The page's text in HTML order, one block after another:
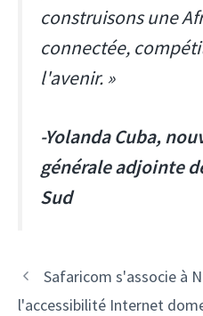
construisons une
connectée,
l'avenir. »
-Yolanda Cuba,
générale adjointe
Sud
Navigation
des
Safaricom s'associe à
l'accessibilité Internet